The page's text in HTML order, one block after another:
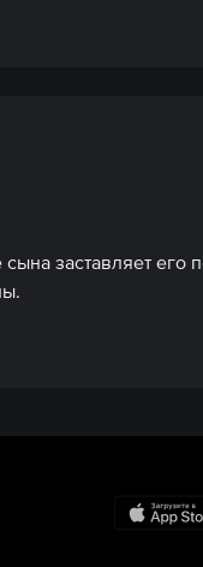
заставляет его